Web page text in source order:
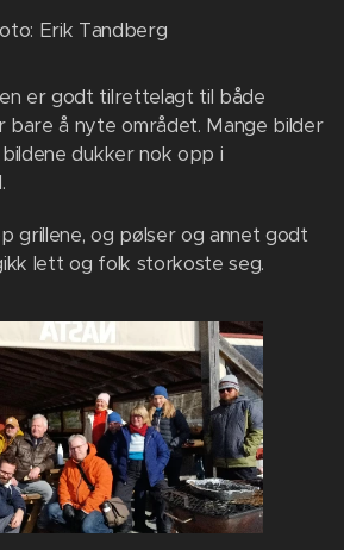
Erik Tandberg
er godt tilrettelagt til både
å nyte området. Mange bilder
dukker nok opp i
grillene, og pølser og annet godt
lett og folk storkoste seg.